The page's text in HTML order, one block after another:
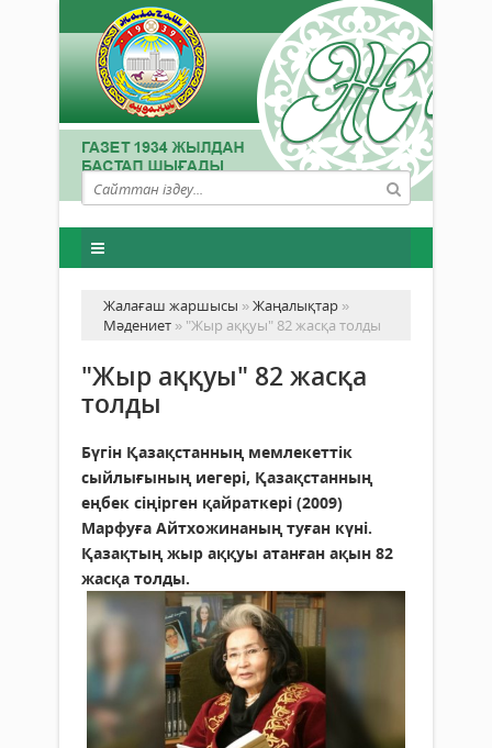
Жалағаш жаршысы »Жаңалықтар »
Мәдениет » "Жыр аққуы" 82 жасқа толды
"Жыр аққуы" 82 жасқа
толды
Бүгін Қазақстанның мемлекеттік
сыйлығының иегері, Қазақстанның
еңбек сіңірген қайраткері (2009)
Марфуға Айтхожинаның туған күні.
Қазақтың жыр аққуы атанған ақын 82
жасқа толды.